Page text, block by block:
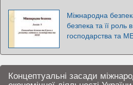
Міжнародна
безпека та її роль
господарства та
Концептуальні засади